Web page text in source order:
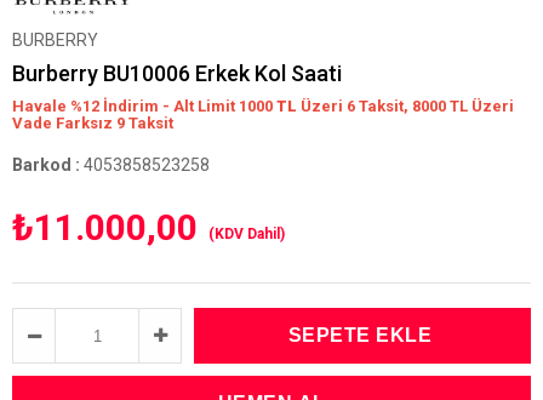
BURBERRY
Burberry BU10006 Erkek Kol Saati
Havale %12 İndirim - Alt Limit 1000 TL Üzeri 6 Taksit, 8000 TL Üzeri
Vade Farksız 9 Taksit
Barkod : 4053858523258
₺11.000,00 (KDV Dahil)